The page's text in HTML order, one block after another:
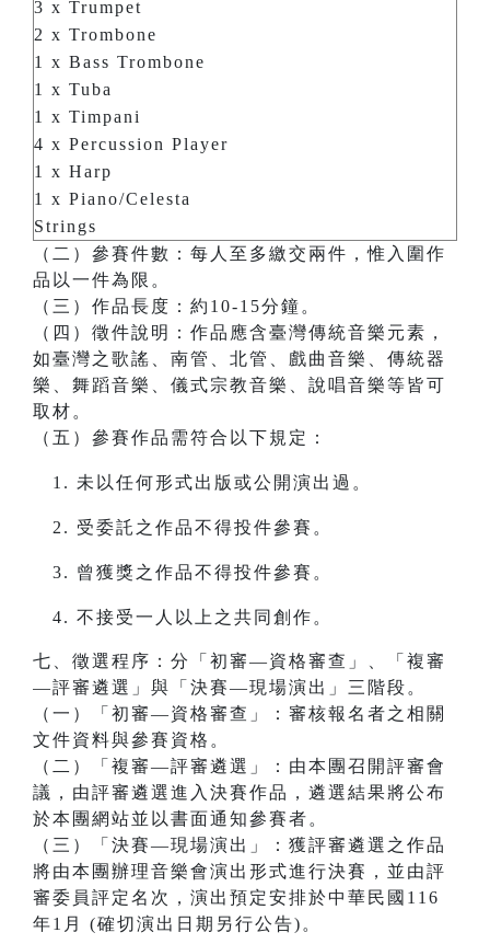
3 x Trumpet
2 x Trombone
1 x Bass Trombone
1 x Tuba
1 x Timpani
4 x Percussion Player
1 x Harp
1 x Piano/Celesta
Strings
（二）參賽件數：每人至多繳交兩件，惟入圍作
品以一件為限。
（三）作品長度：約10-15分鐘。
（四）徵件說明：作品應含臺灣傳統音樂元素，
如臺灣之歌謠、南管、北管、戲曲音樂、傳統器
樂、舞蹈音樂、儀式宗教音樂、說唱音樂等皆可
取材。
（五）參賽作品需符合以下規定：
未以任何形式出版或公開演出過。
受委託之作品不得投件參賽。
曾獲獎之作品不得投件參賽。
不接受一人以上之共同創作。
七、徵選程序：分「初審—資格審查」、「複審
—評審遴選」與「決賽—現場演出」三階段。
（一）「初審—資格審查」：審核報名者之相關
文件資料與參賽資格。
（二）「複審—評審遴選」：由本團召開評審會
議，由評審遴選進入決賽作品，遴選結果將公布
於本團網站並以書面通知參賽者。
（三）「決賽—現場演出」：獲評審遴選之作品
將由本團辦理音樂會演出形式進行決賽，並由評
審委員評定名次，演出預定安排於中華民國116
年1月 (確切演出日期另行公告)。